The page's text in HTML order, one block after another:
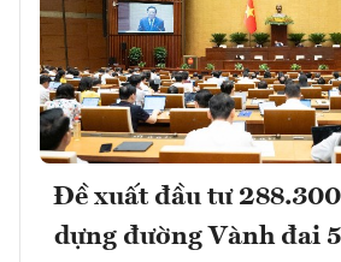
Đề xuất đầu tư
dựng đường Vành đai